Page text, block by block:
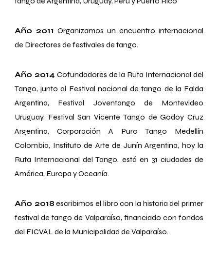
Año 2011 Organizamos un encuentro internacional
de Directores de festivales de tango.
Año 2014 Cofundadores de la Ruta Internacional del
Tango, junto al Festival nacional de tango de la Falda
Argentina, Festival Joventango de Montevideo
Uruguay, Festival San Vicente Tango de Godoy Cruz
Argentina, Corporación A Puro Tango Medellín
Colombia, Instituto de Arte de Junín Argentina, hoy la
Ruta Internacional del Tango, está en 31 ciudades de
América, Europa y Oceanía.
Año 2018 escribimos el libro con la historia del primer
festival de tango de Valparaíso, financiado con fondos
del FICVAL de la Municipalidad de Valparaíso.